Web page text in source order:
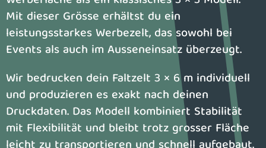
Mit dieser Grösse erhältst du ein
leistungsstarkes Werbezelt, das sowohl bei
Events als auch im Ausseneinsatz überzeugt.
Wir bedrucken dein Faltzelt 3 × 6 m individuell
und produzieren es exakt nach deinen
Druckdaten. Das Modell kombiniert Stabilität
mit Flexibilität und bleibt trotz grosser Fläche